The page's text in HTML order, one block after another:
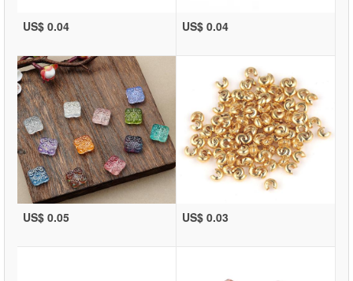
US$ 0.04 US$ 0.04
US$ 0.05 US$ 0.03